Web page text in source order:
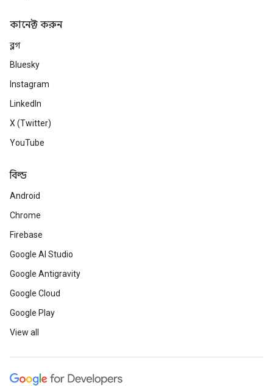
কানেক্ট করুন
ব্লগ
Bluesky
Instagram
LinkedIn
X (Twitter)
YouTube
বিল্ড
Android
Chrome
Firebase
Google AI Studio
Google Antigravity
Google Cloud
Google Play
View all